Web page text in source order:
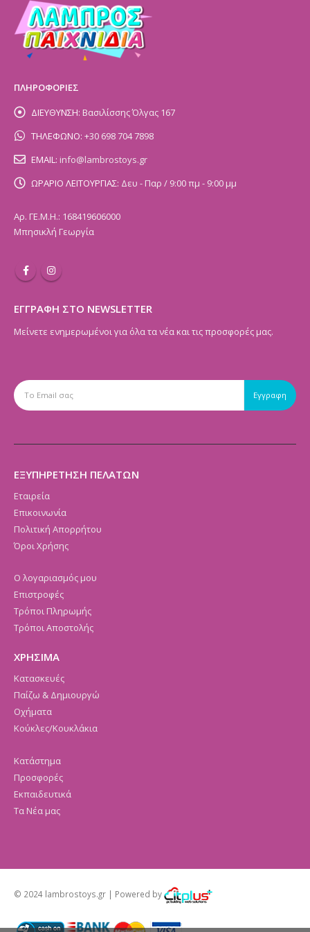
ΠΛΗΡΟΦΟΡΙΕΣ
ΔΙΕΥΘΥΝΣΗ: Βασιλίσσης Όλγας 167
ΤΗΛΕΦΩΝΟ: +30 698 704 7898
EMAIL: info@lambrostoys.gr
ΩΡΑΡΙΟ ΛΕΙΤΟΥΡΓΙΑΣ: Δευ - Παρ / 9:00 πμ - 9:00 μμ
Αρ. ΓΕ.Μ.Η.: 168419606000
Μπησικλή Γεωργία
ΕΓΓΡΑΦΗ ΣΤΟ NEWSLETTER
Μείνετε ενημερωμένοι για όλα τα νέα και τις προσφορές μας.
ΕΞΥΠΗΡΕΤΗΣΗ ΠΕΛΑΤΩΝ
Εταιρεία
Επικοινωνία
Πολιτική Απορρήτου
Όροι Χρήσης
Ο λογαριασμός μου
Επιστροφές
Τρόποι Πληρωμής
Τρόποι Αποστολής
ΧΡΗΣΙΜΑ
Κατασκευές
Παίζω & Δημιουργώ
Οχήματα
Κούκλες/Κουκλάκια
Κατάστημα
Προσφορές
Εκπαιδευτικά
Τα Νέα μας
© 2024 lambrostoys.gr | Powered by